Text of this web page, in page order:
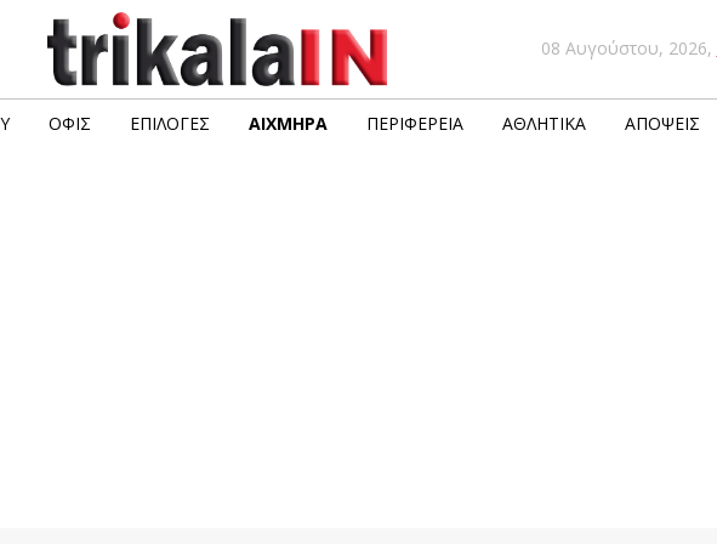
08 Αυγούστου, 2026,
ΟΦΙΣ ΕΠΙΛΟΓΈΣ ΑΙΧΜΗΡΆ ΠΕΡΙΦΈΡΕΙΑ ΑΘΛΗΤΙΚΆ ΑΠΌΨΕΙΣ